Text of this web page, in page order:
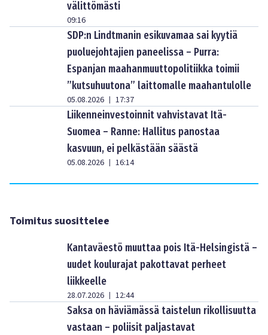
välittömästi
09:16
SDP:n Lindtmanin esikuvamaa sai kyytiä
puoluejohtajien paneelissa – Purra:
Espanjan maahanmuuttopolitiikka toimii
”kutsuhuutona” laittomalle maahantulolle
05.08.2026 | 17:37
Liikenneinvestoinnit vahvistavat Itä-
Suomea – Ranne: Hallitus panostaa
kasvuun, ei pelkästään säästä
05.08.2026 | 16:14
Toimitus suosittelee
Kantaväestö muuttaa pois Itä-Helsingistä –
uudet koulurajat pakottavat perheet
liikkeelle
28.07.2026 | 12:44
Saksa on häviämässä taistelun rikollisuutta
vastaan – poliisit paljastavat